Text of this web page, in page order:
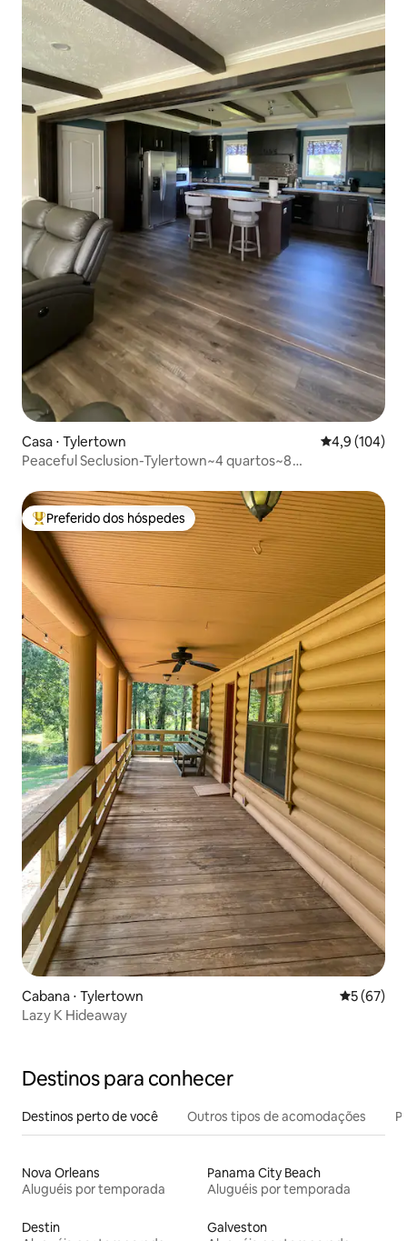
Casa ⋅ Tylertown 4,9 de uma
4,9 (104)
Peaceful Seclusion-Tylertown~4 quartos~8
Entre os melhores preferidos dos hóspedes
Preferido dos hóspedes
Cabana ⋅ Tylertown 5 de uma
5 (67)
Lazy K Hideaway
Destinos para conhecer
Destinos perto de você Outros tipos de acomodações
Nova Orleans
Aluguéis por temporada
Panama City Beach
Aluguéis por temporada
Destin
Galveston